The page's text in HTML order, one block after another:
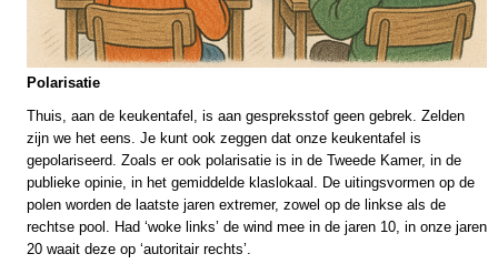
Polarisatie
Thuis, aan de keukentafel, is aan gespreksstof geen gebrek. Zelden
zijn we het eens. Je kunt ook zeggen dat onze keukentafel is
gepolariseerd. Zoals er ook polarisatie is in de Tweede Kamer, in de
publieke opinie, in het gemiddelde klaslokaal. De uitingsvormen op de
polen worden de laatste jaren extremer, zowel op de linkse als de
rechtse pool. Had ‘woke links’ de wind mee in de jaren 10, in onze jaren
20 waait deze op ‘autoritair rechts’.